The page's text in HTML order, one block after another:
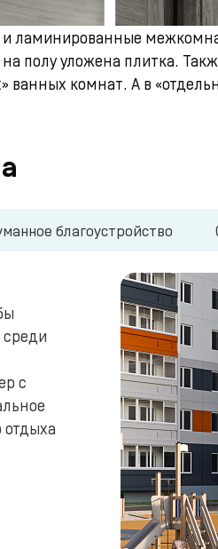
ламинированные
полу уложена плитка.
комнат. А в
благоустройство
среди
с
отдыха